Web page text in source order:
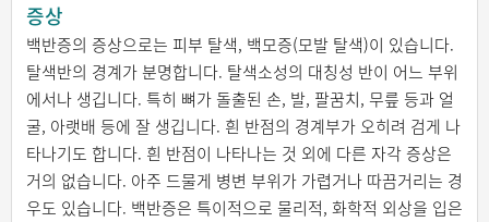
증상
백반증의 증상으로는 피부 탈색, 백모증(모발 탈색)이 있습니다.
탈색반의 경계가 분명합니다. 탈색소성의 대칭성 반이 어느 부위
에서나 생깁니다. 특히 뼈가 돌출된 손, 발, 팔꿈치, 무릎 등과 얼
굴, 아랫배 등에 잘 생깁니다. 흰 반점의 경계부가 오히려 검게 나
타나기도 합니다. 흰 반점이 나타나는 것 외에 다른 자각 증상은
거의 없습니다. 아주 드물게 병변 부위가 가렵거나 따끔거리는 경
우도 있습니다. 백반증은 특이적으로 물리적, 화학적 외상을 입은